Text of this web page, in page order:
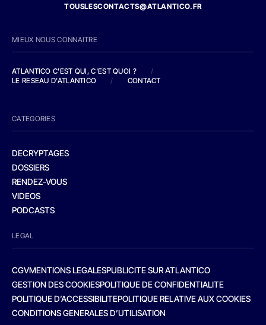
TOUSLESCONTACTS@ATLANTICO.FR
MIEUX NOUS CONNAITRE
ATLANTICO C'EST QUI, C'EST QUOI ?
/
LE RESEAU D'ATLANTICO
/ CONTACT
CATEGORIES
DECRYPTAGES
DOSSIERS
RENDEZ-VOUS
VIDEOS
PODCASTS
LEGAL
CGVMENTIONS LEGALESPUBLICITE SUR ATLANTICO
GESTION DES COOKIESPOLITIQUE DE CONFIDENTIALITE
POLITIQUE D’ACCESSIBILITEPOLITIQUE RELATIVE AUX COOKIES
CONDITIONS GENERALES D’UTILISATION